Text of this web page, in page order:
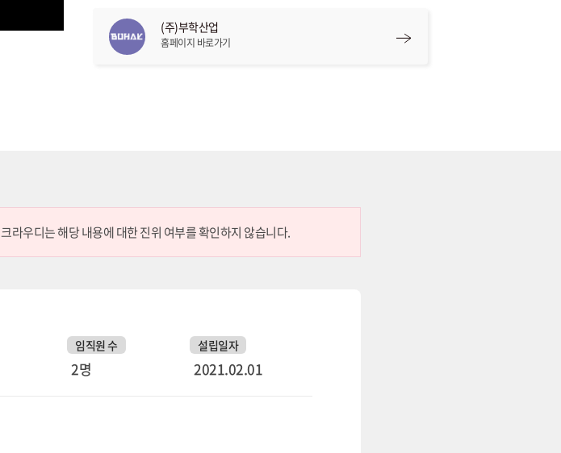
(주)부학산업
홈페이지 바로가기
크라우디는 해당 내용에 대한 진위 여부를 확인하지 않습니다.
임직원 수
2명
설립일자
2021.02.01